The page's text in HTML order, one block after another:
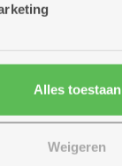
Alles toestaan
Weigeren
comfort